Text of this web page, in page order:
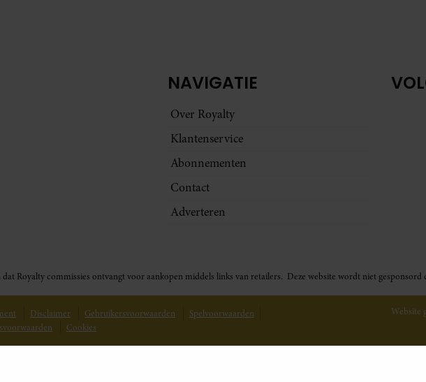
NAVIGATIE
Over Royalty
Klantenservice
Abonnementen
Contact
Adverteren
Royalty commissies ontvangt voor aankopen middels links van retailers. Deze website wordt niet gesponsord
Disclaimer Gebruikersvoorwaarden
Spelvoorwaarden
Cookies
Website